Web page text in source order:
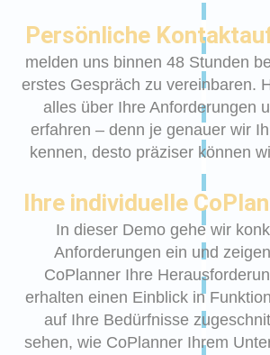
Persönliche
melden uns binnen 48 Stunden
erstes Gespräch zu vereinbaren.
alles über Ihre Anforderungen
erfahren – denn je genauer wir
kennen, desto präziser können
Ihre individuelle
In dieser Demo gehe wir
Anforderungen ein und
CoPlanner Ihre
erhalten einen Einblick in
auf Ihre Bedürfnisse
sehen, wie CoPlanner Ihrem